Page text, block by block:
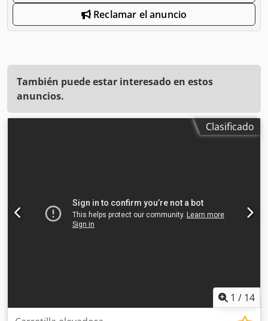
Reclamar el anuncio
También puede estar interesado en estos
anuncios.
Clasificado
1 / 14